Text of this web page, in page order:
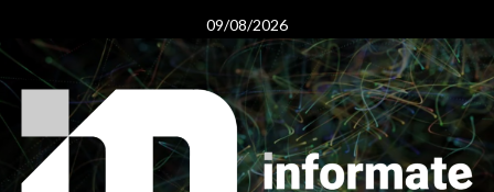
content
09/08/2026